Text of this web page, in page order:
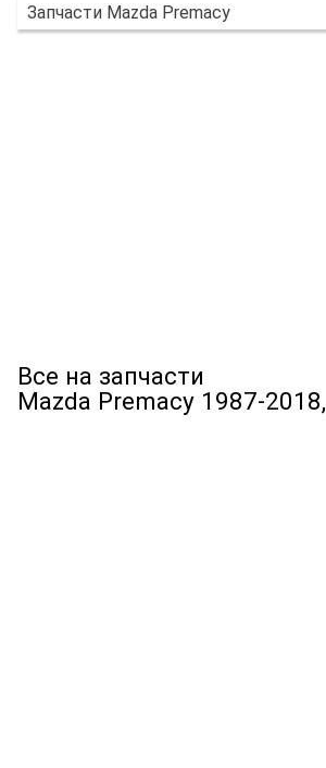
Запчасти Mazda Premacy
Все на запчасти
Mazda Premacy 1987-2018,